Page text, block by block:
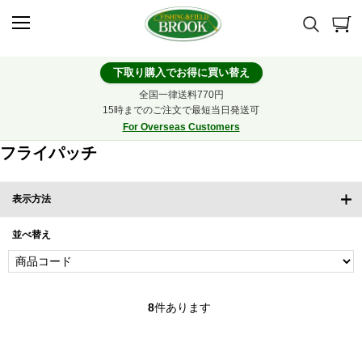
下取り購入でお得に買い替え
全国一律送料770円
15時までのご注文で最短当日発送可
For Overseas Customers
フライパッチ
表示方法
並べ替え
8件あります